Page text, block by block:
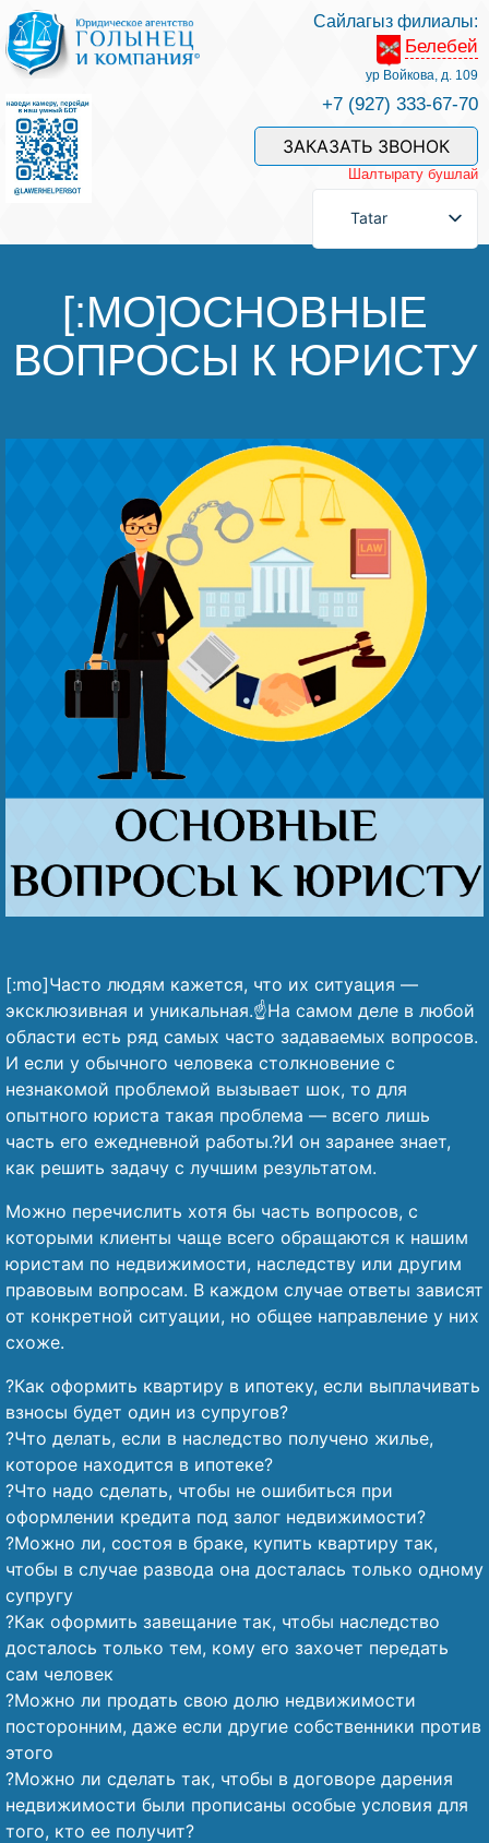
Хезмәтләре һәм безнең белгечләр
Хезмәт өчен түләү
Сорау бирергә
Фикерләр
Безнең җиңү
Пожаловаться на хезмәткәре
Сайлагыз филиалы:
Белебей
ур Войкова, д. 109
+7 (927) 333-67-70
ЗАКАЗАТЬ ЗВОНОК
Шалтырату бушлай
Tatar
[:MO]ОСНОВНЫЕ
ВОПРОСЫ К ЮРИСТУ
[:mo]Часто людям кажется, что их ситуация —
эксклюзивная и уникальная.☝️На самом деле в любой
области есть ряд самых часто задаваемых вопросов.
И если у обычного человека столкновение с
незнакомой проблемой вызывает шок, то для
опытного юриста такая проблема — всего лишь
часть его ежедневной работы.?И он заранее знает,
как решить задачу с лучшим результатом.
Можно перечислить хотя бы часть вопросов, с
которыми клиенты чаще всего обращаются к нашим
юристам по недвижимости, наследству или другим
правовым вопросам. В каждом случае ответы зависят
от конкретной ситуации, но общее направление у них
схоже.
?Как оформить квартиру в ипотеку, если выплачивать
взносы будет один из супругов?
?Что делать, если в наследство получено жилье,
которое находится в ипотеке?
?Что надо сделать, чтобы не ошибиться при
оформлении кредита под залог недвижимости?
?Можно ли, состоя в браке, купить квартиру так,
чтобы в случае развода она досталась только одному
супругу
?Как оформить завещание так, чтобы наследство
досталось только тем, кому его захочет передать
сам человек
?Можно ли продать свою долю недвижимости
посторонним, даже если другие собственники против
этого
?Можно ли сделать так, чтобы в договоре дарения
недвижимости были прописаны особые условия для
того, кто ее получит?